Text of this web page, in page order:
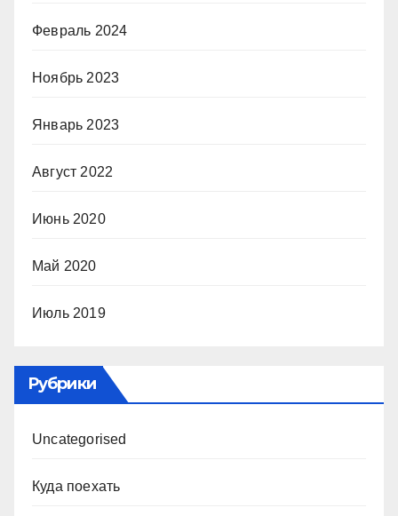
Февраль 2024
Ноябрь 2023
Январь 2023
Август 2022
Июнь 2020
Май 2020
Июль 2019
Рубрики
Uncategorised
Куда поехать